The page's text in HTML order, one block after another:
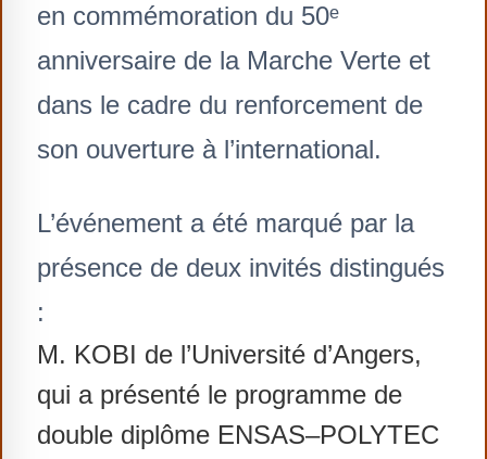
en commémoration du 50ᵉ
anniversaire de la Marche Verte et
dans le cadre du renforcement de
son ouverture à l’international.
L’événement a été marqué par la
présence de deux invités distingués
:
M. KOBI de l’Université d’Angers,
qui a présenté le programme de
double diplôme ENSAS–POLYTEC